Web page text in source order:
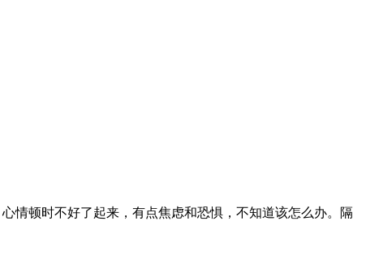
情顿时不好了起来，有点焦虑和恐惧，不知道该怎么办。隔